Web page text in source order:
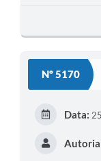
Nº 5170
Data: